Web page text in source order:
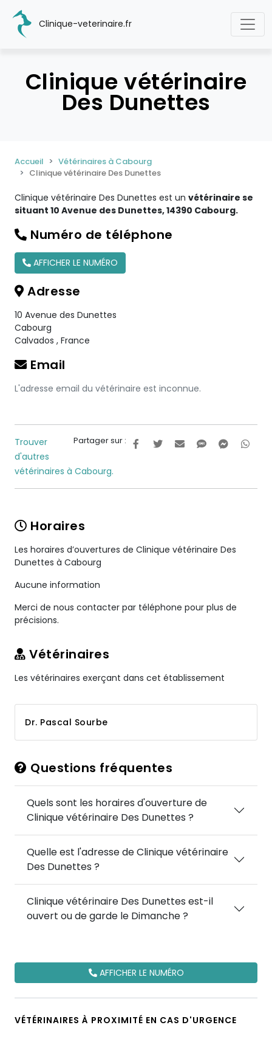
Clinique-veterinaire.fr
Clinique vétérinaire
Des Dunettes
Accueil
Vétérinaires à Cabourg
Clinique vétérinaire Des Dunettes
Clinique vétérinaire Des Dunettes est un vétérinaire se
situant 10 Avenue des Dunettes, 14390 Cabourg.
Numéro de téléphone
AFFICHER LE NUMÉRO
Adresse
10 Avenue des Dunettes
Cabourg
Calvados , France
Email
L'adresse email du vétérinaire est inconnue.
Partager sur :
Trouver
d'autres
vétérinaires à Cabourg.
Horaires
Les horaires d’ouvertures de Clinique vétérinaire Des
Dunettes à Cabourg
Aucune information
Merci de nous contacter par téléphone pour plus de
précisions.
Vétérinaires
Les vétérinaires exerçant dans cet établissement
Dr. Pascal Sourbe
Questions fréquentes
Quels sont les horaires d'ouverture de
Clinique vétérinaire Des Dunettes ?
Quelle est l'adresse de Clinique vétérinaire
Des Dunettes ?
Clinique vétérinaire Des Dunettes est-il
ouvert ou de garde le Dimanche ?
AFFICHER LE NUMÉRO
VÉTÉRINAIRES À PROXIMITÉ EN CAS D'URGENCE